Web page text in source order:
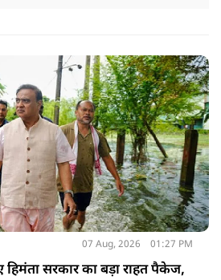
07 Aug, 2026 01:27 PM
सरकार का बड़ा राहत पैकेज,